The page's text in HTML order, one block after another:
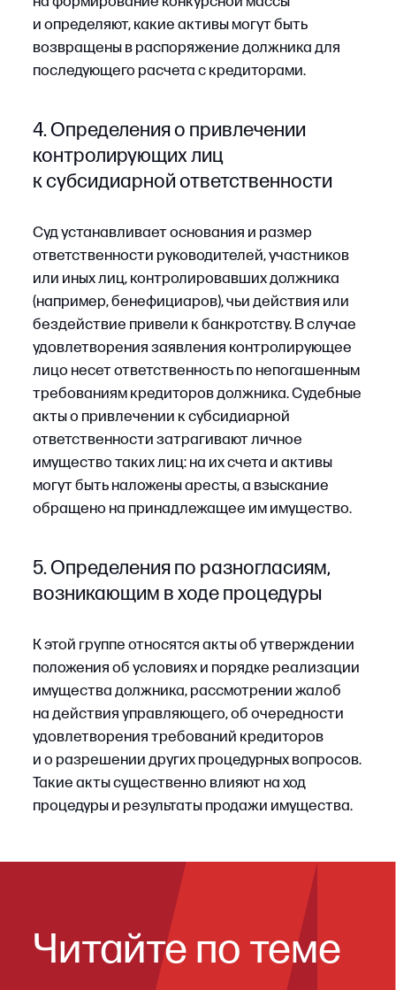
Такие акты существенно влияют на ход
процедуры и результаты продажи имущества.
Читайте по теме
Подробнее
Признание и исполнение решений
Великобритании и ЕС:
сравнительный анализ новых
подходов
Сроки обжалования
с учетом изменений 2024
года
С 2024 года сроки обжалования судебных
актов по делам о банкротстве унифицированы.
акта судом первой инстанции. Кассационная
жалоба подается в течение одного месяца
в Судебную коллегию по экономическим
спорам Верховного суда РФ установлен
двухмесячный срок.
Помимо общего порядка, действуют две
процессуальные особенности, которые
необходимо учитывать при пересмотре
отдельных категорий актов.
части
В отдельных категориях споров внутри дела
о банкротстве суд публикует только
резолютивную часть определения (например,
о включении требований кредиторов
в реестр). Если требуется полный